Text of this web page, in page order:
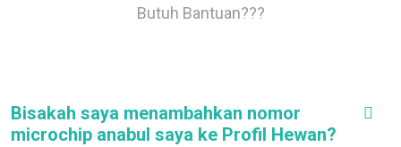
Butuh Bantuan???
Bisakah saya menambahkan nomor
microchip anabul saya ke Profil Hewan?